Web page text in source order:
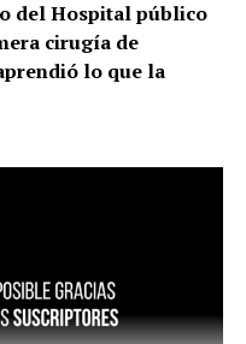
del Hospital público
cirugía de
lo que la